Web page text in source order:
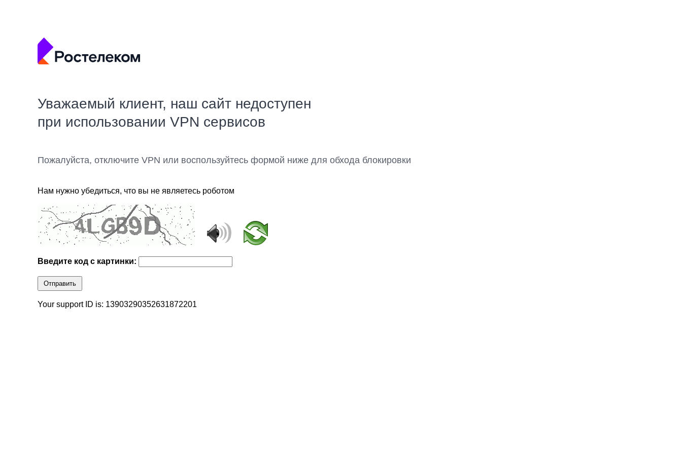
Уважаемый клиент, наш сайт недоступен
при использовании VPN сервисов
Пожалуйста, отключите VPN или воспользуйтесь формой ниже для обхода блокировки
Нам нужно убедиться, что вы не являетесь роботом
Введите код с картинки:
Отправить
Your support ID is: 13903290352631872201